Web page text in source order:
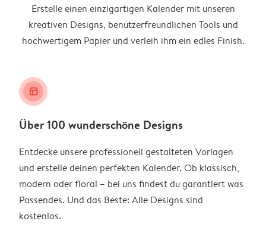
Erstelle einen einzigartigen Kalender mit unseren
kreativen Designs, benutzerfreundlichen Tools und
hochwertigem Papier und verleih ihm ein edles Finish.
layout_alt
Über 100 wunderschöne Designs
Entdecke unsere professionell gestalteten Vorlagen
und erstelle deinen perfekten Kalender. Ob klassisch,
modern oder floral – bei uns findest du garantiert was
Passendes. Und das Beste: Alle Designs sind
kostenlos.